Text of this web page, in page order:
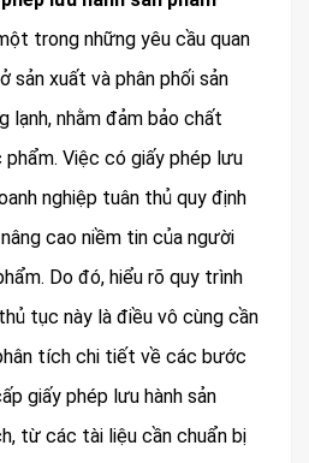
trong những yêu cầu quan
sản xuất và phân phối sản
lạnh, nhằm đảm bảo chất
Việc có giấy phép lưu
nghiệp tuân thủ quy định
cao niềm tin của người
Do đó, hiểu rõ quy trình
tục này là điều vô cùng cần
tích chi tiết về các bước
giấy phép lưu hành sản
từ các tài liệu cần chuẩn bị